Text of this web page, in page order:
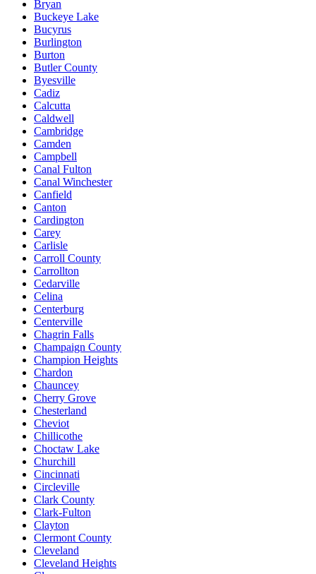
Bryan
Buckeye Lake
Bucyrus
Burlington
Burton
Butler County
Byesville
Cadiz
Calcutta
Caldwell
Cambridge
Camden
Campbell
Canal Fulton
Canal Winchester
Canfield
Canton
Cardington
Carey
Carlisle
Carroll County
Carrollton
Cedarville
Celina
Centerburg
Centerville
Chagrin Falls
Champaign County
Champion Heights
Chardon
Chauncey
Cherry Grove
Chesterland
Cheviot
Chillicothe
Choctaw Lake
Churchill
Cincinnati
Circleville
Clark County
Clark-Fulton
Clayton
Clermont County
Cleveland
Cleveland Heights